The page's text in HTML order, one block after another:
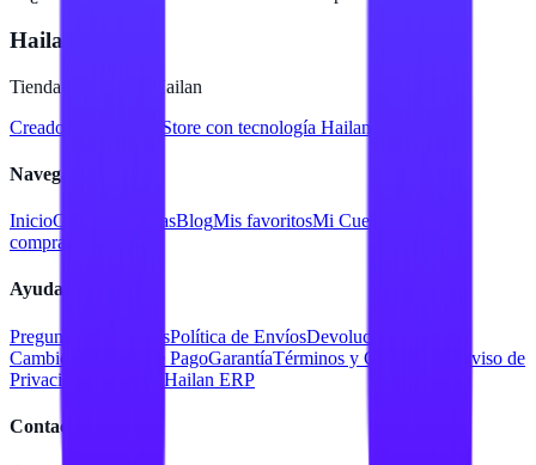
Hailan Store
Tienda en línea de Hailan
Creado para
Hailan Store con tecnología Hailan ERP
Navegación
InicioCatálogo MarcasBlogMis favoritosMi Cuenta
compra
Ayuda
Preguntas FrecuentesPolítica de EnvíosDevoluciones y
Cambios
Métodos de PagoGarantíaTérminos y Condiciones
Aviso de
Privacidad
Servicios Hailan ERP
Contacto